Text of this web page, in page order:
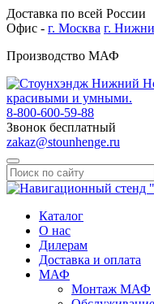
Доставка по всей России
Офис - г. Москва г.
Производство МАФ
красивыми и умными.
8-800-600-59-88
Звонок бесплатный
zakaz@stounhenge.ru
Каталог
О нас
Дилерам
Доставка и оплата
МАФ
Монтаж МАФ